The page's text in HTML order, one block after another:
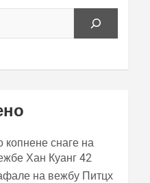
копнене снаге на
Хан Куанг 42
на вежбу Питцх